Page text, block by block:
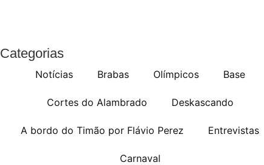
Categorias
Notícias Brabas Olímpicos Base
Cortes do Alambrado Deskascando
A bordo do Timão por Flávio Perez Entrevistas
Carnaval